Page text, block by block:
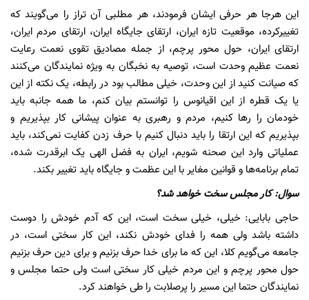
این هرجا هر حرفی ایشان فرمودند، هر مطلبی آن تراز را می‌گویند که
تغییرکرده، موقعیت تازه ایران، ارتقای جایگاه ایران، ارتقای مردم ایران،
ارتقای ایران، حول محور پرچم، از جمله مصادیق تقوی نعمت رعایت
نعمت عظیم وحدت است، توصیه به نخبگان به ویژه نمایندگان می‌کنند
که صیانت کنید از این وحدت، خیلی مطالب بود در رابطه، یک نکته از این
یا یک قطره از این اقیانوس را توانستم بیان کنم، ما همه جانبه باید
خودمان را رها کنیم، مردم و رهبری به عنوان پیشانی کار بپذیریم و
بپذیریم که این ارتقا را باید دنبال کنیم با حرف زدن کفایت نمی‌کند، باید
عملیاتی وارد این صحنه شویم، ایران به فضل الهی یک ابرقدرت شده،
تمام برنامه‌ها و قوانین مغایر با این عظمت و جایگاه باید تغییر بکند.
سوال: کار مجلس سخت خواهد شد؟
حاجی بابایی: خیلی، خیلی سخت است، این که آدم خودش را دوست
داشته باشد ولی همه را فدای خودش نکند، این کار سختی است، در
جامعه می‌گویم کلا، این که ما برای خدا حرف بزنیم و برای دین حرف بزنیم
حول محور پرچم و این مردم خیلی کار سختی است ولی حتما مجلس و
نمایندگان حتما این مسیر را پرصلابت را طی خواهند کرد.